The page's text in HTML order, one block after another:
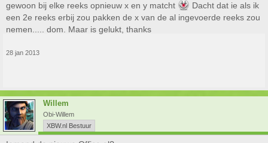
gewoon bij elke reeks opnieuw x en y matcht
Dacht dat ie als ik
een 2e reeks erbij zou pakken de x van de al ingevoerde reeks zou
nemen..... dom. Maar is gelukt, thanks
28 jan 2013
Willem
Obi-Willem
XBW.nl Bestuur